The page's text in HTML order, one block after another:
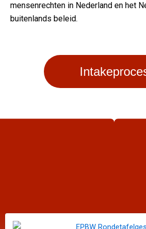
mensenrechten in Nederland en het
buitenlands beleid.